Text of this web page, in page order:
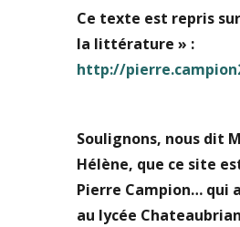
Ce texte est repris
la littérature » :
http://
Soulignons, nous dit
Hélène, que ce site
Pierre Campion… qui
au lycée